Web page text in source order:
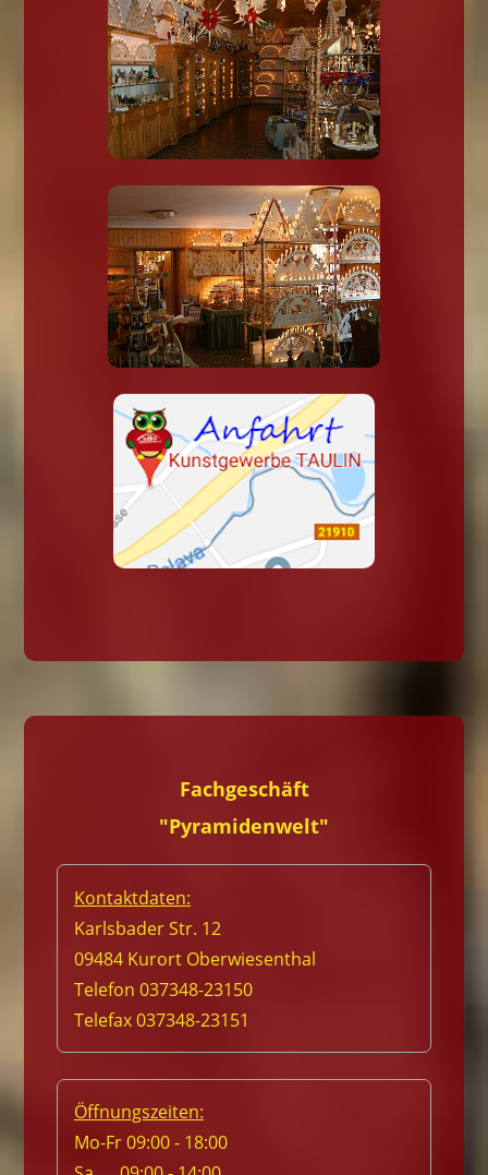
Fachgeschäft
"Pyramidenwelt"
Kontaktdaten:
Karlsbader Str. 12
09484 Kurort Oberwiesenthal
Telefon 037348-23150
Telefax 037348-23151
Öffnungszeiten:
Mo-Fr 09:00 - 18:00